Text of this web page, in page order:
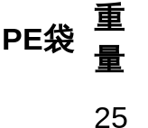
PE袋
重
量
25